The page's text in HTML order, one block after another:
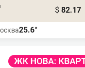
$ 82.17
25.6°